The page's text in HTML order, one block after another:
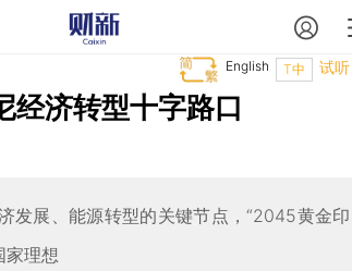
试听
T中
English
经济转型十字路口
发展、能源转型的关键节点，“2045黄金印
家理想